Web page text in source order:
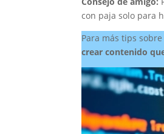
con paja solo para
Para más tips
crear contenido